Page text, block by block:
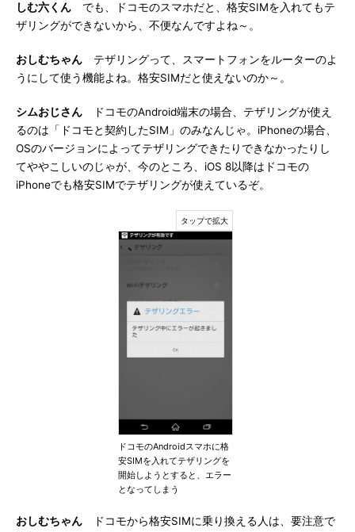
しむ六くん でも、ドコモのスマホだと、格安SIMを入れてもテ
ザリングができないから、不便なんですよね～。
おしむちゃん テザリングって、スマートフォンをルーターのよ
うにして使う機能よね。格安SIMだと使えないのか～。
シムおじさん ドコモのAndroid端末の場合、テザリングが使え
るのは「ドコモと契約したSIM」のみなんじゃ。iPhoneの場合、
OSのバージョンによってテザリングできたりできなかったりし
てややこしいのじゃが、今のところ、iOS 8以降はドコモの
iPhoneでも格安SIMでテザリングが使えているぞ。
ドコモのAndroidスマホに格
安SIMを入れてテザリングを
開始しようとすると、エラー
となってしまう
おしむちゃん ドコモから格安SIMに乗り換える人は、要注意で